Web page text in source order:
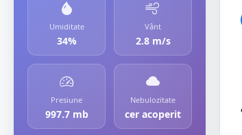
Umiditate
34%
Vânt
2.8 m/s
Presiune
997.7 mb
Nebulozitate
cer acoperit